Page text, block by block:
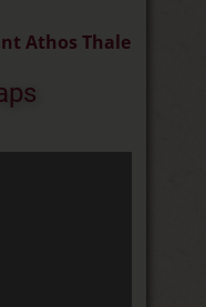
Athos Thale